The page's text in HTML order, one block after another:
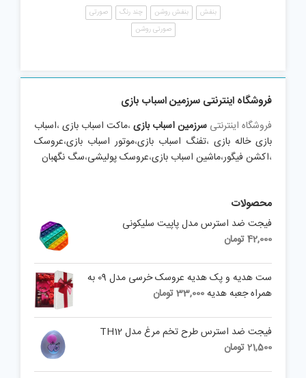
بنفش بنفش روشن چند رنگ
صورتی
صورتی روشن
فروشگاه اینترنتی سرزمین اسباب بازی
فروشگاه اینترنتی سرزمین اسباب بازی،ماکت اسباب بازی،اسباب
بازی خاله بازی ،تفنگ اسباب بازی،موتور اسباب بازی،عروسک
،اکشن فیگور،ماشین اسباب بازی،عروسک پولیشی،سگ نگهبان
محصولات
فیجت ضد استرس مدل پاپیت سلیکونی
42,000تومان
ست هديه و پک هدیه عروسک خرسی مدل 09 به
همراه جعبه هدیه33,000تومان
فیجت ضد استرس طرح تخم مرغ مدل TH12
21,500تومان